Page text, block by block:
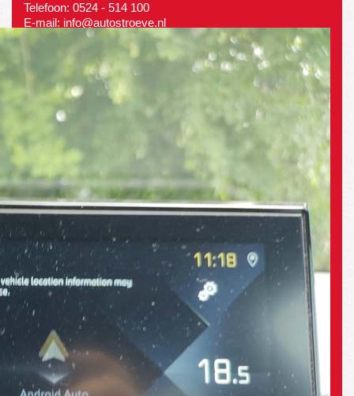
Telefoon: 0524 - 514 100
E-mail: info@autostroeve.nl